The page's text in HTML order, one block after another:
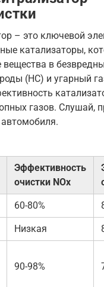
– это ключевой
катализаторы,
в
(HC) и угарный
газов. Слушай,
Эффективность
очистки NOx
60-80%
Низкая
90-98%